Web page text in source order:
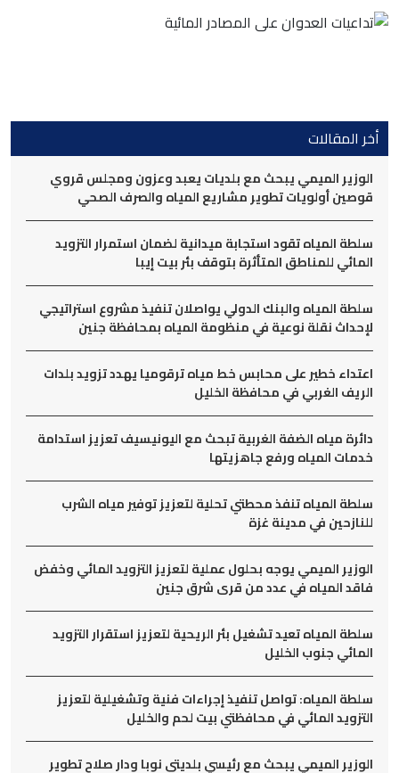
أخر المقالات
الوزير الميمي يبحث مع بلديات يعبد وعزون ومجلس قروي
قوصين أولويات تطوير مشاريع المياه والصرف الصحي
سلطة المياه تقود استجابة ميدانية لضمان استمرار التزويد
المائي للمناطق المتأثرة بتوقف بئر بيت إيبا
سلطة المياه والبنك الدولي يواصلان تنفيذ مشروع استراتيجي
لإحداث نقلة نوعية في منظومة المياه بمحافظة جنين
اعتداء خطير على محابس خط مياه ترقوميا يهدد تزويد بلدات
الريف الغربي في محافظة الخليل
دائرة مياه الضفة الغربية تبحث مع اليونيسيف تعزيز استدامة
خدمات المياه ورفع جاهزيتها
سلطة المياه تنفذ محطتي تحلية لتعزيز توفير مياه الشرب
للنازحين في مدينة غزة
الوزير الميمي يوجه بحلول عملية لتعزيز التزويد المائي وخفض
فاقد المياه في عدد من قرى شرق جنين
سلطة المياه تعيد تشغيل بئر الريحية لتعزيز استقرار التزويد
المائي جنوب الخليل
سلطة المياه: تواصل تنفيذ إجراءات فنية وتشغيلية لتعزيز
التزويد المائي في محافظتي بيت لحم والخليل
الوزير الميمي يبحث مع رئيسي بلديتي نوبا ودار صلاح تطوير